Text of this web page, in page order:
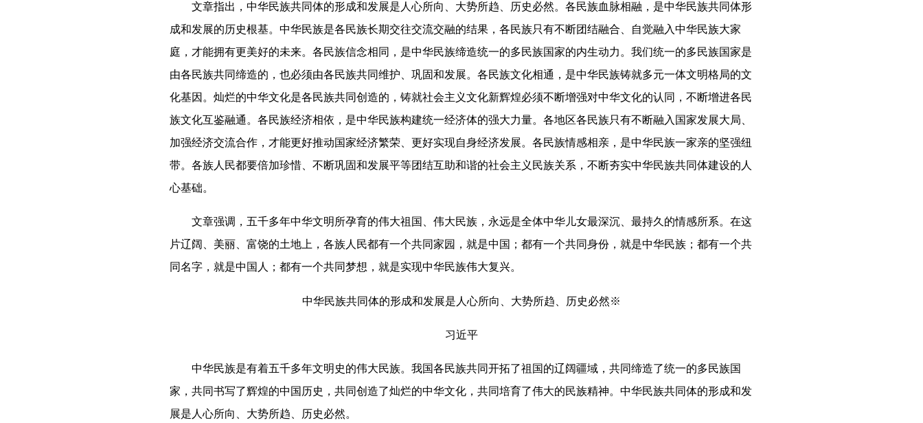
文章指出，中华民族共同体的形成和发展是人心所向、大势所趋、历史必然。各民族血脉相融，是中华民族共同体形
成和发展的历史根基。中华民族是各民族长期交往交流交融的结果，各民族只有不断团结融合、自觉融入中华民族大家
庭，才能拥有更美好的未来。各民族信念相同，是中华民族缔造统一的多民族国家的内生动力。我们统一的多民族国家是
由各民族共同缔造的，也必须由各民族共同维护、巩固和发展。各民族文化相通，是中华民族铸就多元一体文明格局的文
化基因。灿烂的中华文化是各民族共同创造的，铸就社会主义文化新辉煌必须不断增强对中华文化的认同，不断增进各民
族文化互鉴融通。各民族经济相依，是中华民族构建统一经济体的强大力量。各地区各民族只有不断融入国家发展大局、
加强经济交流合作，才能更好推动国家经济繁荣、更好实现自身经济发展。各民族情感相亲，是中华民族一家亲的坚强纽
带。各族人民都要倍加珍惜、不断巩固和发展平等团结互助和谐的社会主义民族关系，不断夯实中华民族共同体建设的人
心基础。
文章强调，五千多年中华文明所孕育的伟大祖国、伟大民族，永远是全体中华儿女最深沉、最持久的情感所系。在这
片辽阔、美丽、富饶的土地上，各族人民都有一个共同家园，就是中国；都有一个共同身份，就是中华民族；都有一个共
同名字，就是中国人；都有一个共同梦想，就是实现中华民族伟大复兴。
中华民族共同体的形成和发展是人心所向、大势所趋、历史必然※
习近平
中华民族是有着五千多年文明史的伟大民族。我国各民族共同开拓了祖国的辽阔疆域，共同缔造了统一的多民族国
家，共同书写了辉煌的中国历史，共同创造了灿烂的中华文化，共同培育了伟大的民族精神。中华民族共同体的形成和发
展是人心所向、大势所趋、历史必然。